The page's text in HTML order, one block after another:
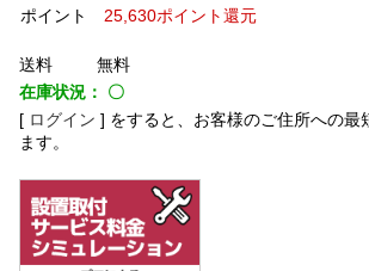
ポイント
25,630ポイント還元
送料
無料
在庫状況： 〇
[ ログイン ] をすると、お客様のご住所への最
ます。